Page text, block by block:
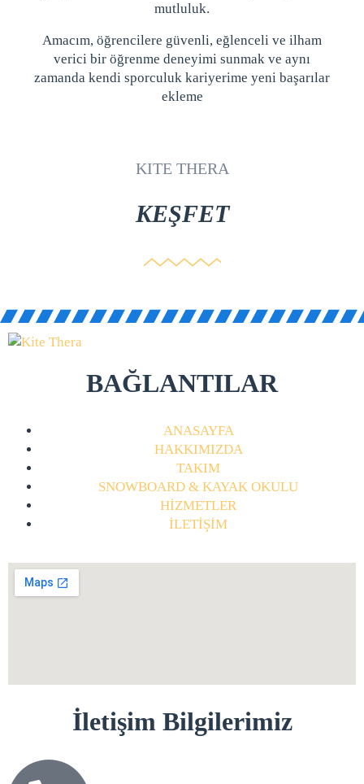
mutluluk.
Amacım, öğrencilere güvenli, eğlenceli ve ilham
verici bir öğrenme deneyimi sunmak ve aynı
zamanda kendi sporculuk kariyerime yeni başarılar
ekleme
KITE THERA
KEŞFET
BAĞLANTILAR
ANASAYFA
HAKKIMIZDA
TAKIM
SNOWBOARD & KAYAK OKULU
HİZMETLER
İLETİŞİM
İletişim Bilgilerimiz